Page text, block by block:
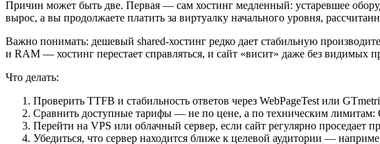
Причин может быть две. Первая — сам хостинг медленный: устаревшее
вырос, а вы продолжаете платить за виртуалку начального уровня,
Важно понимать: дешевый shared-хостинг редко дает стабильную
и RAM — хостинг перестает справляться, и сайт «висит» даже без видимых
Что делать:
Проверить TTFB и стабильность ответов через WebPageTest или
Сравнить доступные тарифы — не по цене, а по техническим лимитам:
Перейти на VPS или облачный сервер, если сайт регулярно проседает
Убедиться, что сервер находится ближе к целевой аудитории —